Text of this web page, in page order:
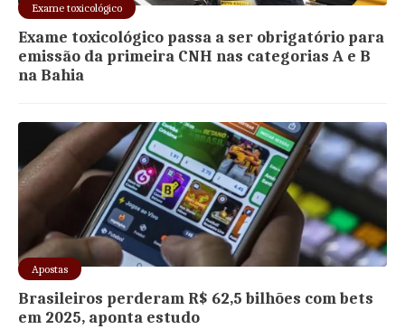
Exame toxicológico
Exame toxicológico passa a ser obrigatório para
emissão da primeira CNH nas categorias A e B
na Bahia
Apostas
Brasileiros perderam R$ 62,5 bilhões com bets
em 2025, aponta estudo